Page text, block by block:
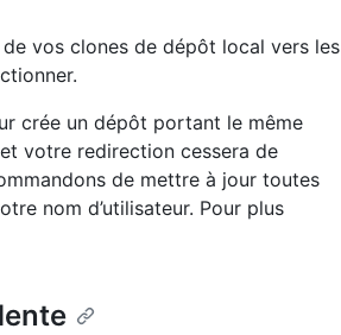
vos clones de dépôt local vers les
crée un dépôt portant le même
votre redirection cessera de
de mettre à jour toutes
nom d’utilisateur. Pour plus